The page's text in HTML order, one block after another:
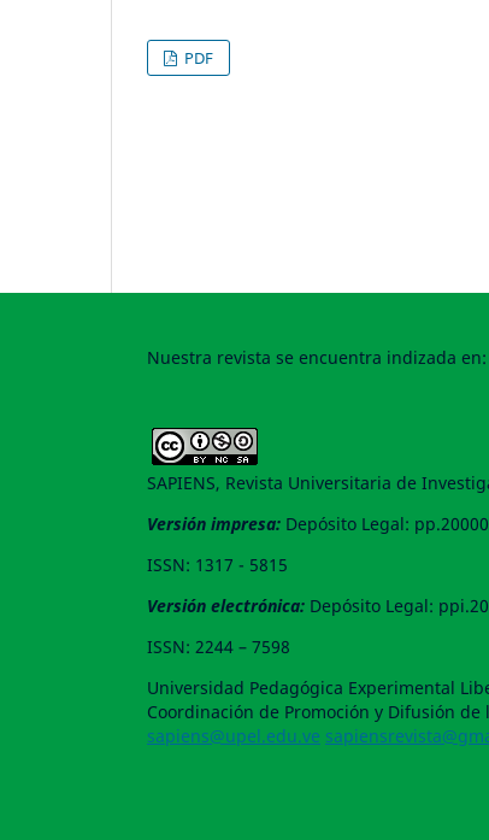
PDF
Nuestra revista se encuentra indizada en:
SAPIENS, Revista Universitaria de
Versión impresa: Depósito Legal:
ISSN: 1317 - 5815
Versión electrónica: Depósito Legal:
ISSN: 2244 – 7598
Universidad Pedagógica Experimental
Coordinación de Promoción y Difusión
sapiens@upel.edu.ve